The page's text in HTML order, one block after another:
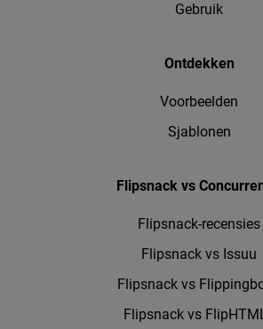
Gebruik
Ontdekken
Voorbeelden
Sjablonen
Flipsnack vs
Flipsnack-recensies
Flipsnack vs Issuu
Flipsnack vs
Flipsnack vs